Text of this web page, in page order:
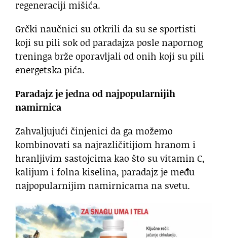
regeneraciji mišića.
Grčki naučnici su otkrili da su se sportisti
koji su pili sok od paradajza posle napornog
treninga brže oporavljali od onih koji su pili
energetska pića.
Paradajz je jedna od najpopularnijih
namirnica
Zahvaljujući činjenici da ga možemo
kombinovati sa najrazličitijiom hranom i
hranljivim sastojcima kao što su vitamin C,
kalijum i folna kiselina, paradajz je među
najpopularnijim namirnicama na svetu.